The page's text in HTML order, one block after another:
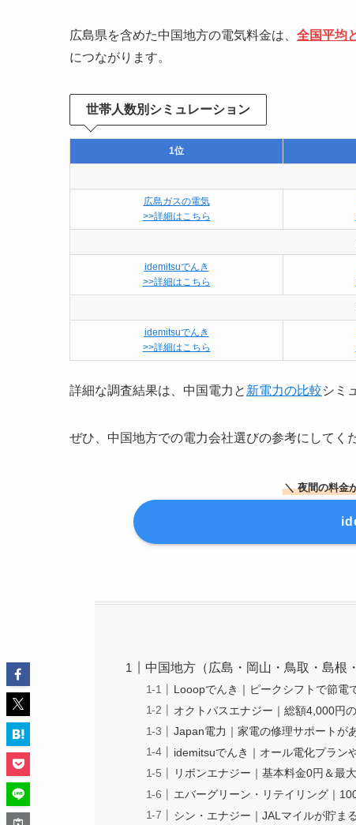
広島県を含めた中国地方の電気料金は、 全国平均
につながります。
世帯人数別シミュレーション
1位
広島ガスの電気
>>詳細はこちら
idemitsuでんき
>>詳細はこちら
idemitsuでんき
>>詳細はこちら
詳細な調査結果は、中国電力と 新電力の比較シミ
ぜひ、中国地方での電力会社選びの参考にしてく
＼ 夜間の料金
中国地方（広島・岡山・鳥取・島根
Looopでんき｜ピークシフトで節電
オクトパスエナジー｜総額4,000円の
Japan電力｜家電の修理サポートが
idemitsuでんき｜オール電化プラン
リボンエナジー｜基本料金0円＆最
エバーグリーン・リテイリング｜
シン・エナジー｜JALマイルが貯ま